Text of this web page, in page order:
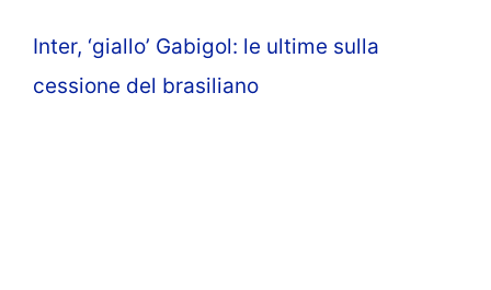
Inter, ‘giallo’ Gabigol: le ultime sulla
cessione del brasiliano